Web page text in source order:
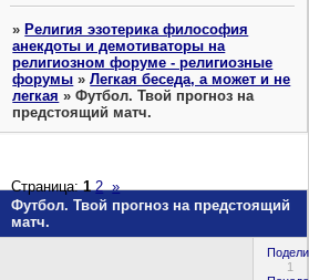
»Религия эзотерика философия
анекдоты и демотиваторы на
религиозном форуме - религиозные
форумы »Легкая беседа, а может и не
легкая »Футбол. Твой прогноз на
предстоящий матч.
Футбол. Твой прогноз на предстоящий
матч.
Страница:1 2 »
1